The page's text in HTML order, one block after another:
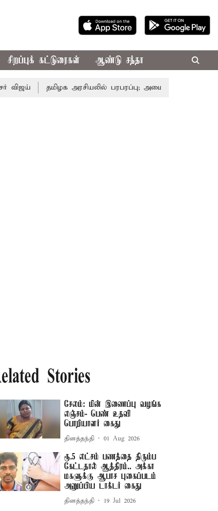
சிறப்புக் கட்டுரைகள் ஆண்டு சந்தா
தமிழக அரசியலில் பரபரப்பு; அமைச்சர் ஆனந்த் உடன்
Stories
சேலம்: மின் இணைப்பு வழங்க
லஞ்சம்- பெண் உதவி
பொறியாளர் கைது
தினத்தந்தி 01 Aug 2026
ரூ.5 லட்சம் பணத்தை திரும்ப
கேட்டதால் ஆத்திரம்.. அக்கா
மகளுக்கு ஆபாச புகைப்படம்
அனுப்பிய டாக்டர் கைது
தினத்தந்தி 19 Jul 2026